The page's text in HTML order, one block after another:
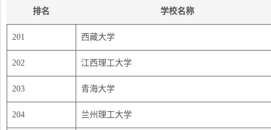
排名 学校名称
201 西藏大学
202 江西理工大学
203 青海大学
204 兰州理工大学